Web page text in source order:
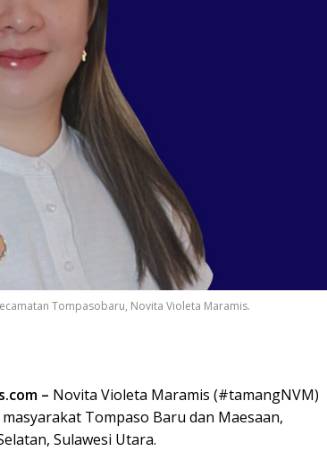
Tompasobaru, Novita Violeta Maramis.
– Novita Violeta Maramis (#tamangNVM)
Tompaso Baru dan Maesaan,
Sulawesi Utara.